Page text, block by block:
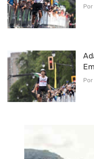
Por
Por